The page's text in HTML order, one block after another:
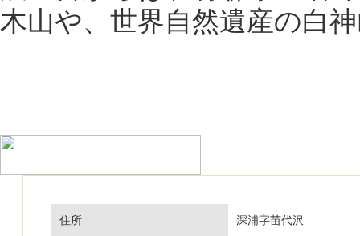
木山や、世界自然遺産の白
住所 深浦字苗代沢